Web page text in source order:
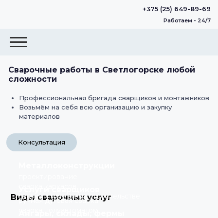
+375 (25) 649-89-69
Работаем - 24/7
Сварочные работы в Светлогорске любой
сложности
Профессиональная бригада сварщиков и монтажников
Возьмём на себя всю организацию и закупку
материалов
Консультация
Виды сварочных услуг
сварка и монтаж на строительстве
ручная дуговая сварка